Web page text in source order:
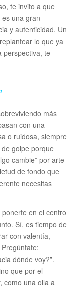
te invito a que
una gran
y autenticidad. Un
lo que ya
perspectiva, te
más
con una
o ruidosa, siempre
golpe porque
cambie” por arte
de fondo que
necesitas
en el centro
Sí, es tiempo de
con valentía,
dónde voy?”.
que por el
como una olla a